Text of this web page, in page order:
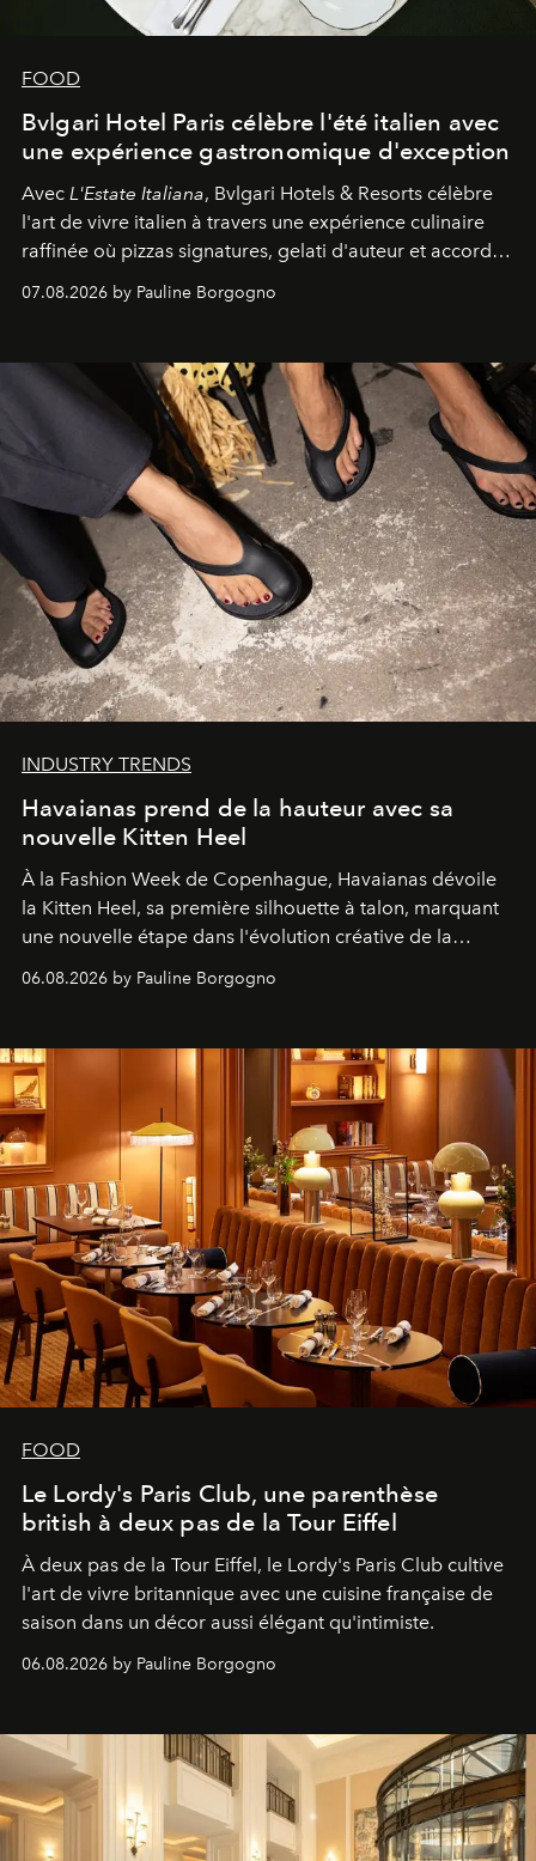
FOOD
Bvlgari Hotel Paris célèbre l'été italien avec
une expérience gastronomique d'exception
Avec L'Estate Italiana, Bvlgari Hotels & Resorts célèbre
l'art de vivre italien à travers une expérience culinaire
raffinée où pizzas signatures, gelati d'auteur et accords
d'exception composent un véritable voyage sensoriel.
07.08.2026 by Pauline Borgogno
INDUSTRY TRENDS
Havaianas prend de la hauteur avec sa
nouvelle Kitten Heel
À la Fashion Week de Copenhague, Havaianas dévoile
la Kitten Heel, sa première silhouette à talon, marquant
une nouvelle étape dans l'évolution créative de la
06.08.2026 by Pauline Borgogno
FOOD
Le Lordy's Paris Club, une parenthèse
british à deux pas de la Tour Eiffel
À deux pas de la Tour Eiffel, le Lordy's Paris Club cultive
l'art de vivre britannique avec une cuisine française de
saison dans un décor aussi élégant qu'intimiste.
06.08.2026 by Pauline Borgogno